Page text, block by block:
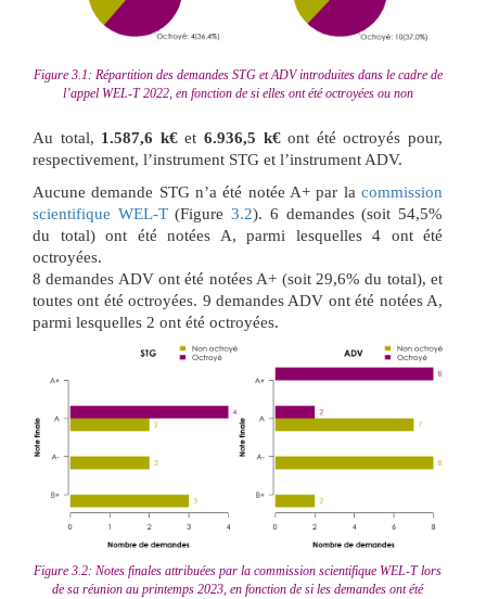
Figure 3.1: Répartition des demandes STG et ADV introduites dans le cadre de
l’appel WEL-T 2022, en fonction de si elles ont été octroyées ou non
Au total, 1.587,6 k€et6.936,5 k€ont été octroyés pour,
respectivement, l’instrument STG et l’instrument ADV.
Aucune demande STG n’a été notée A+ par la commission
scientifique WEL-T(Figure3.2). 6 demandes (soit 54,5%
du total) ont été notées A, parmi lesquelles 4 ont été
octroyées.
8 demandes ADV ont été notées A+ (soit 29,6% du total), et
toutes ont été octroyées. 9 demandes ADV ont été notées A,
parmi lesquelles 2 ont été octroyées.
Figure 3.2: Notes finales attribuées par la commission scientifique WEL-T lors
de sa réunion au printemps 2023, en fonction de si les demandes ont été